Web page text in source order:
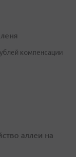
компенсации
аллеи на